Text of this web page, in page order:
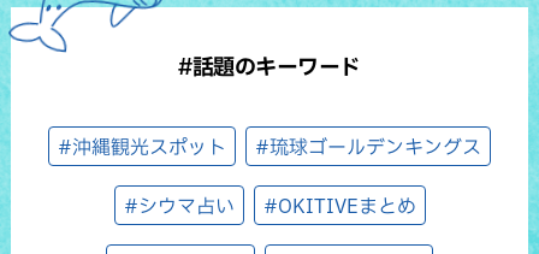
#話題のキーワード
#沖縄観光スポット #琉球ゴールデンキングス
#シウマ占い #OKITIVEまとめ